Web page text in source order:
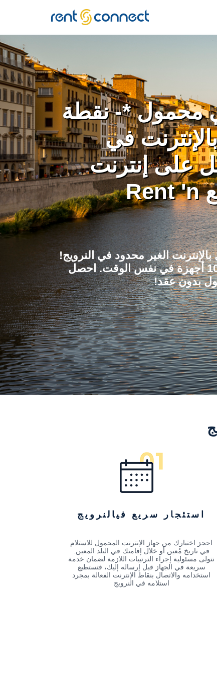
RENT'N
CONNECT
محمول *- نقطة
في
على إنترنت
غير محدود مع Rent 'n
الغير محدود في النرويج!
قُم بتوصيل الإنترنت إلى 10 أجهزة في نفس الوقت. احصل
بدون عقد!
استئجار سريع فيالنرويج
احجز اختيارك من جهاز الإنترنت المحمول للاستلام
في تاريخ مُعين أو خلال إقامتك في البلد المعين.
نتولى مسئولية إجراء الترتيبات اللازمة لضمان خدمة
سريعة في الجهاز قبل إرساله إليك، فتستطيع
استخدامه والاتصال بنقاط الإنترنت الفعالة بمجرد
استلامه في النرويج